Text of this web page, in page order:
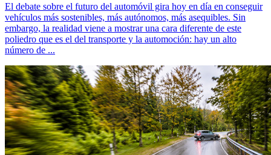
El debate sobre el futuro del automóvil gira hoy en día en conseguir
vehículos más sostenibles, más autónomos, más asequibles. Sin
embargo, la realidad viene a mostrar una cara diferente de este
poliedro que es el del transporte y la automoción: hay un alto
número de ...